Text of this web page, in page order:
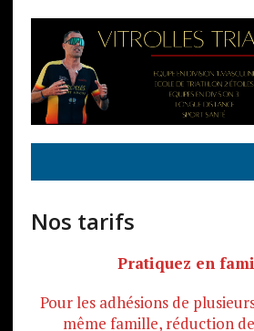
Nos tarifs
Pratiquez en
Pour les adhésions de
même famille, réduction